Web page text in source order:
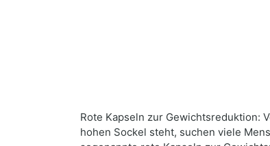
Rote Kapseln zur Gewichtsreduktion:
hohen Sockel steht, suchen viele